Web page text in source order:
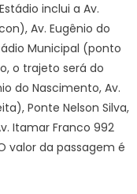
inclui a Av.
Av. Eugênio do
Municipal (ponto
o trajeto será do
do Nascimento, Av.
Ponte Nelson Silva,
Itamar Franco 992
valor da passagem é